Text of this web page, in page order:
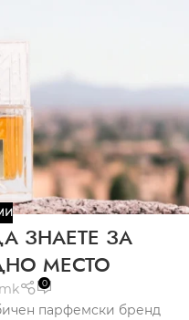
ЗНАЕТЕ ЗА
МЕСТО
0
парфемски бренд